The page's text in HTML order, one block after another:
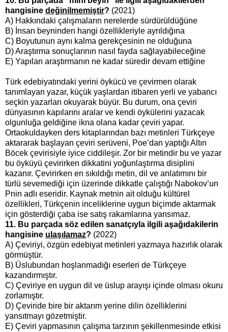
hangisine değinilmemiştir? (2021)
A) Hakkındaki çalışmaların nerelerde sürdürüldüğüne
B) İnsan beyninden hangi özellikleriyle ayrıldığına
C) Boyutunun aynı kalma gerekçesinin ne olduğuna
D) Araştırma sonuçlarının nasıl fayda sağlayabileceğine
E) Yapılan araştırmanın ne kadar süredir devam ettiğine
Türk edebiyatındaki yerini öykücü ve çevirmen olarak
tanımlayan yazar, küçük yaşlardan itibaren yerli ve yabancı
seçkin yazarları okuyarak büyür. Bu durum, ona çeviri
dünyasının kapılarını aralar ve kendi öykülerini yazacak
olgunluğa geldiğine ikna olana kadar çeviri yapar.
Ortaokuldayken ders kitaplarından bazı metinleri Türkçeye
aktararak başlayan çeviri serüveni, Poe’dan yaptığı Altın
Böcek çevirisiyle iyice ciddileşir. Zor bir metindir bu ve yazar
bu öyküyü çevirirken dikkatini yoğunlaştırma disiplini
kazanır. Çevirirken en sıkıldığı metin, dil ve anlatımını bir
türlü sevemediği için üzerinde dikkatle çalıştığı Nabokov’un
Pnin adlı eseridir. Kaynak metnin ait olduğu kültürel
özellikleri, Türkçenin inceliklerine uygun biçimde aktarmak
için gösterdiği çaba ise satış rakamlarına yansımaz.
11. Bu parçada söz edilen sanatçıyla ilgili aşağıdakilerin
hangisine ulaşılamaz? (2022)
A) Çeviriyi, özgün edebiyat metinleri yazmaya hazırlık olarak
görmüştür.
B) Üslubundan hoşlanmadığı eserleri de Türkçeye
kazandırmıştır.
C) Çeviriye en uygun dil ve üslup arayışı içinde olması okuru
zorlamıştır.
D) Çeviride bire bir aktarım yerine dilin özelliklerini
yansıtmayı gözetmiştir.
E) Çeviri yapmasının çalışma tarzının şekillenmesinde etkisi